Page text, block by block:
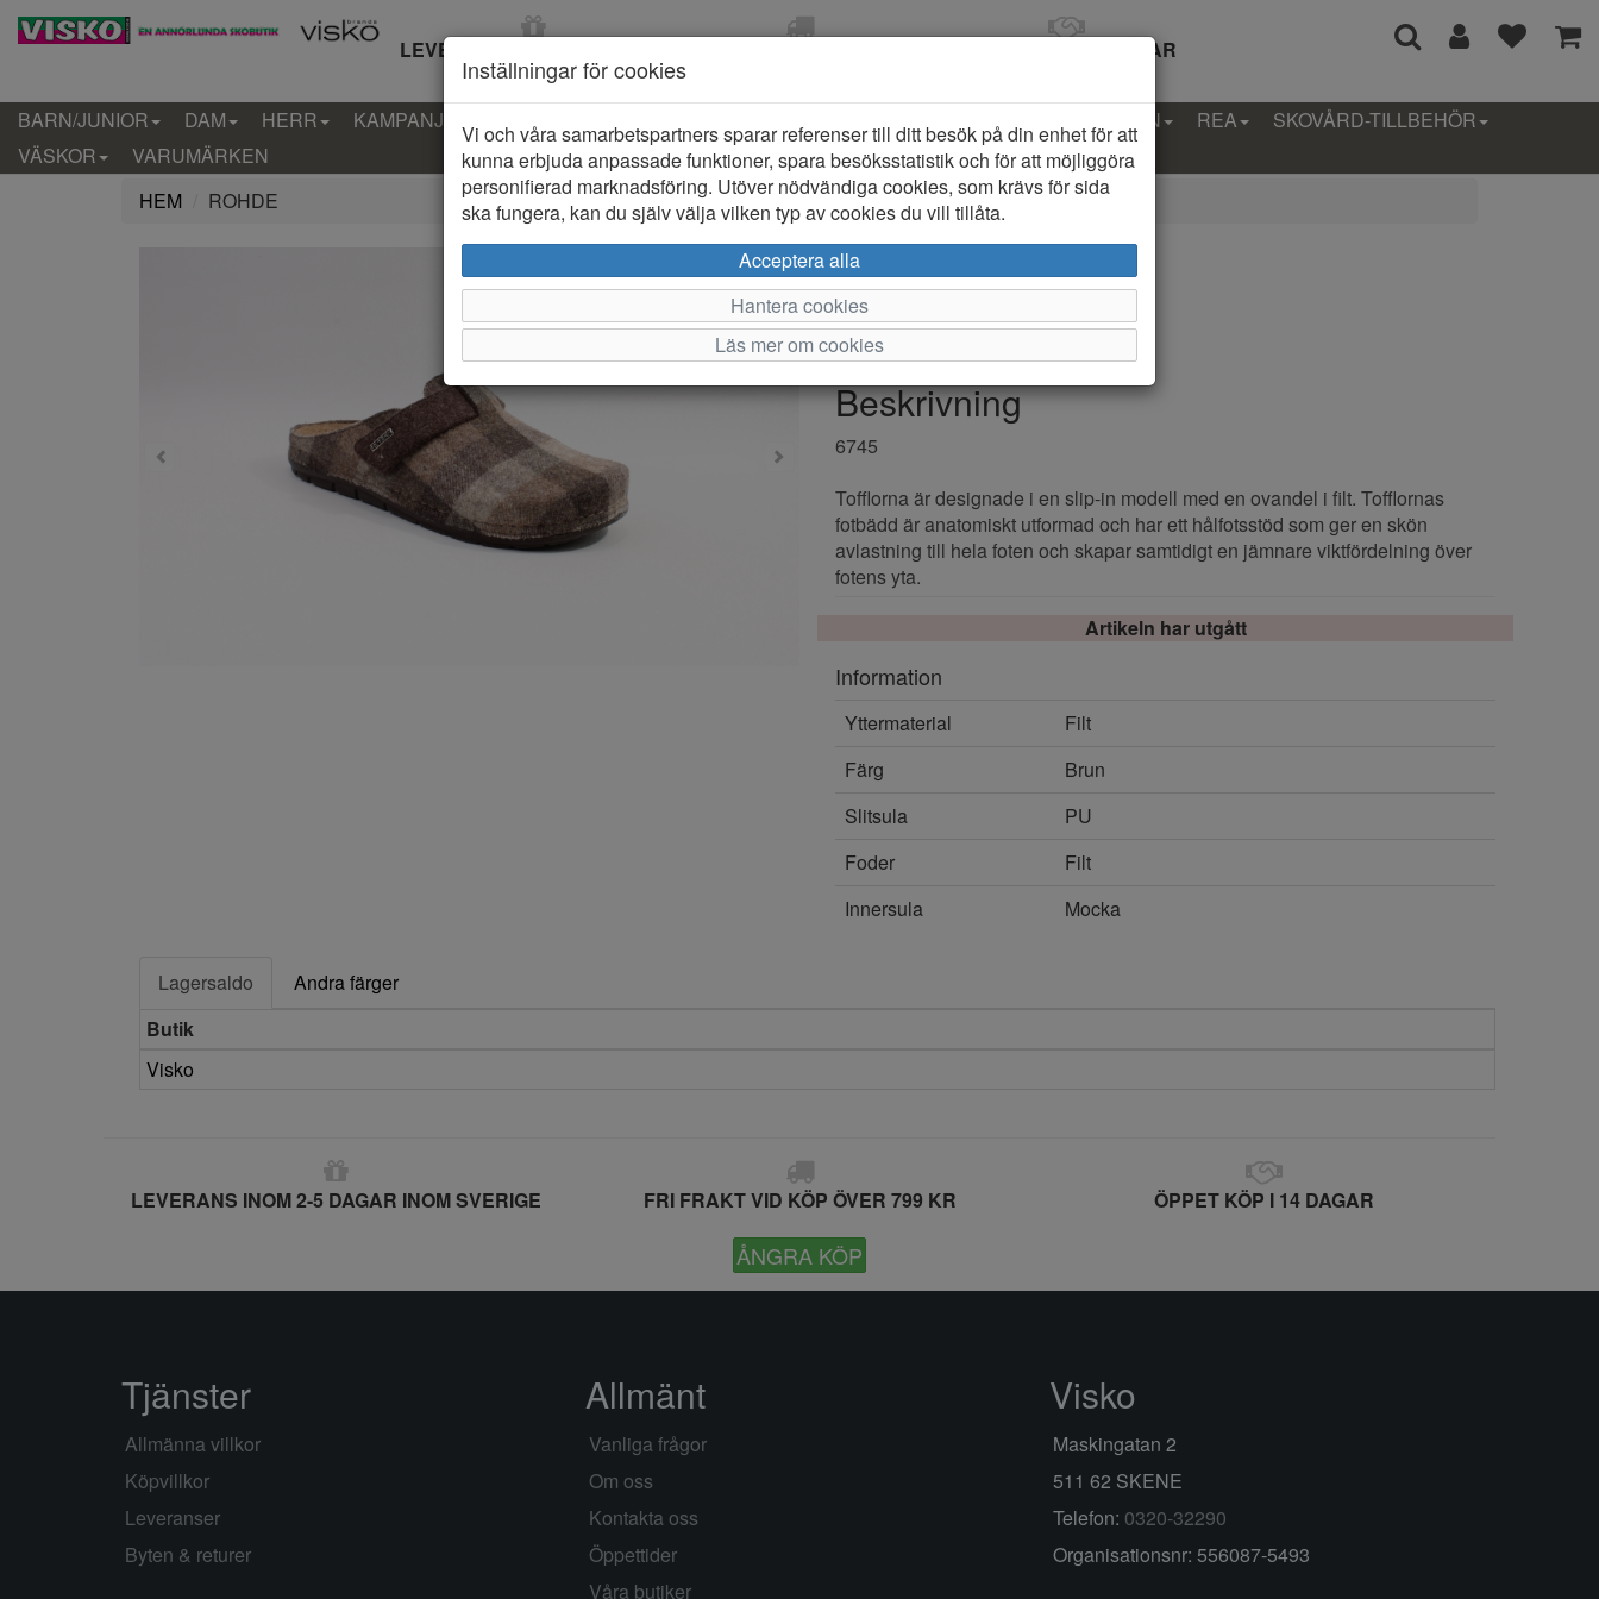
LEVERANS INOM 2-5 DAGAR ÖPPET KÖP I 14 DAGAR
BARN/JUNIOR DAM HERR KAMPANJ KLÄDER-BARN PROVKOLLEKTION REA
SKOVÅRD-TILLBEHÖR
VÄSKOR
VARUMÄRKEN
HEM
ROHDE
Rohde 6745
Varumärke: Rohde
Artikelnummer: 2421330
Beskrivning
6745
Tofflorna är designade i en slip-in modell med en ovandel i filt. Tofflornas
fotbädd är anatomiskt utformad och har ett hålfotsstöd som ger en skön
avlastning till hela foten och skapar samtidigt en jämnare viktfördelning över
fotens yta.
Artikeln har utgått
Information
Yttermaterial
Filt
Färg
Brun
Slitsula
PU
Foder
Filt
Innersula
Mocka
Lagersaldo
Andra färger
Butik
Visko
LEVERANS INOM 2-5 DAGAR INOM SVERIGE FRI FRAKT VID KÖP ÖVER 799 KR ÖPPET KÖP I 14 DAGAR
ÅNGRA KÖP
Inställningar för cookies
Vi och våra samarbetspartners sparar referenser till ditt besök på din enhet för att
kunna erbjuda anpassade funktioner, spara besöksstatistik och för att möjliggöra
personifierad marknadsföring. Utöver nödvändiga cookies, som krävs för sida
ska fungera, kan du själv välja vilken typ av cookies du vill tillåta.
Acceptera alla
Hantera cookies
Läs mer om cookies
Tjänster
Allmänna villkor
Köpvillkor
Leveranser
Byten & returer
Allmänt
Vanliga frågor
Om oss
Kontakta oss
Öppettider
Våra butiker
Visko
Maskingatan 2
511 62 SKENE
Telefon: 0320-32290
Organisationsnr: 556087-5493